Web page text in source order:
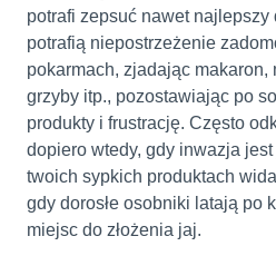
potrafi zepsuć nawet
potrafią niepostrzeżenie
pokarmach, zjadając makaron,
grzyby itp., pozostawiając po
produkty i frustrację. Często
dopiero wtedy, gdy inwazja
twoich sypkich produktach
gdy dorosłe osobniki latają po
miejsc do złożenia jaj.